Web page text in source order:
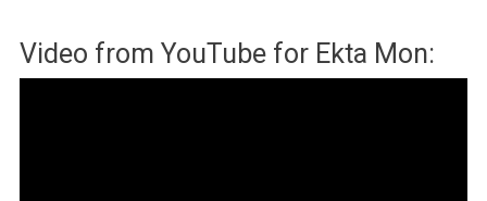
Video from YouTube for Ekta Mon: